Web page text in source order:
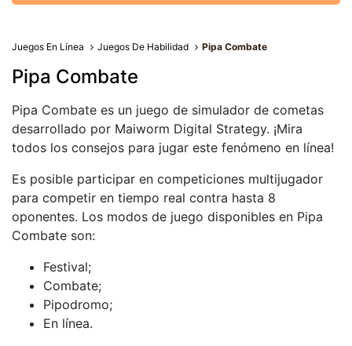
Juegos En Línea Juegos De Habilidad Pipa Combate
Pipa Combate
Pipa Combate es un juego de simulador de cometas
desarrollado por Maiworm Digital Strategy. ¡Mira
todos los consejos para jugar este fenómeno en línea!
Es posible participar en competiciones multijugador
para competir en tiempo real contra hasta 8
oponentes. Los modos de juego disponibles en Pipa
Combate son:
Festival;
Combate;
Pipodromo;
En línea.